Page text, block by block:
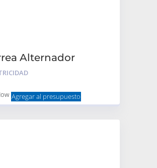
Alternador
Agregar al presupuesto